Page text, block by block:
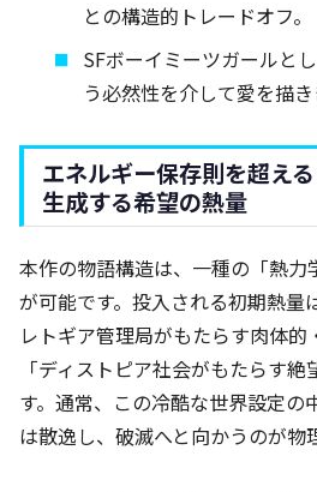
との構造的トレードオフ。
SFボーイミーツガールと
う必然性を介して愛を描
エネルギー保存則を超え
生成する希望の熱量
本作の物語構造は、一種の「熱
が可能です。投入される初期熱量
レトギア管理局がもたらす肉体
「ディストピア社会がもたらす
す。通常、この冷酷な世界設定の
は散逸し、破滅へと向かうのが物